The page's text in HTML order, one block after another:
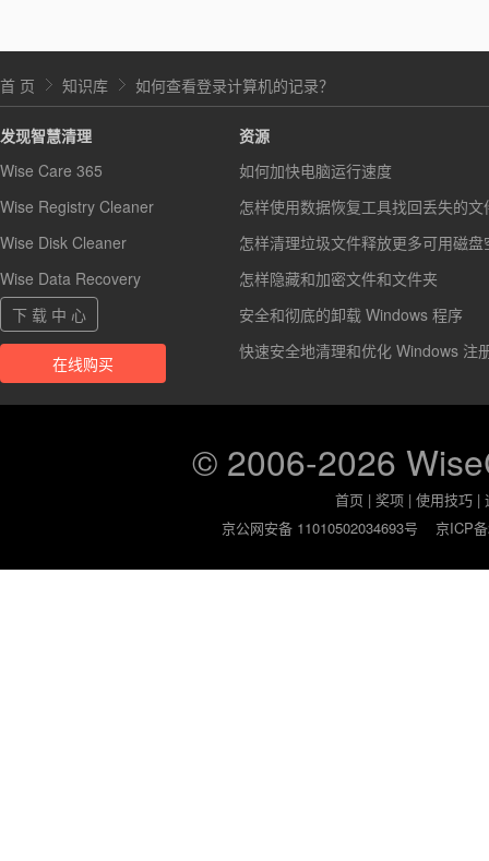
首 页 知识库 如何查看登录计算机的记录？
发现智慧清理
Wise Care 365
Wise Registry Cleaner
Wise Disk Cleaner
Wise Data Recovery
下 载 中 心
在线购买
资源
如何加快电脑运行速度
怎样使用数据恢复工具找回丢失的文
怎样清理垃圾文件释放更多可用磁盘
怎样隐藏和加密文件和文件夹
安全和彻底的卸载 Windows 程序
快速安全地清理和优化 Windows 注
© 2006-2026
首页 |奖项 |使用技巧 |
京公网安备 11010502034693号
京ICP